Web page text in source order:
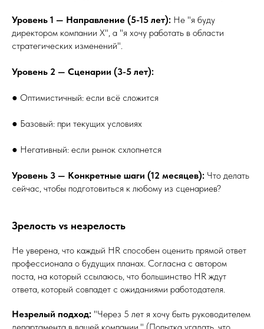
Уровень 1 — Направление (5-15 лет): Не "я буду
директором компании X", а "я хочу работать в области
стратегических изменений".
Уровень 2 — Сценарии (3-5 лет):
● Оптимистичный: если всё сложится
● Базовый: при текущих условиях
● Негативный: если рынок схлопнется
Уровень 3 — Конкретные шаги (12 месяцев): Что делать
сейчас, чтобы подготовиться к любому из сценариев?
Зрелость vs незрелость
Не уверена, что каждый HR способен оценить прямой ответ
профессионала о будущих планах. Согласна с автором
поста, на который ссылаюсь, что большинство HR ждут
ответа, который совпадет с ожиданиями работодателя.
Незрелый подход: "Через 5 лет я хочу быть руководителем